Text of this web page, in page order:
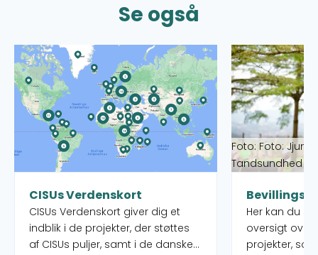
Se også
CISUs Verdenskort
CISUs Verdenskort giver dig et
indblik i de projekter, der støttes
af CISUs puljer, samt i de danske
Læs mere om CISUs Verdenskort
Foto: Foto:
Tandsundhed
Her kan du
oversigt over
projekter,
Læs mere om